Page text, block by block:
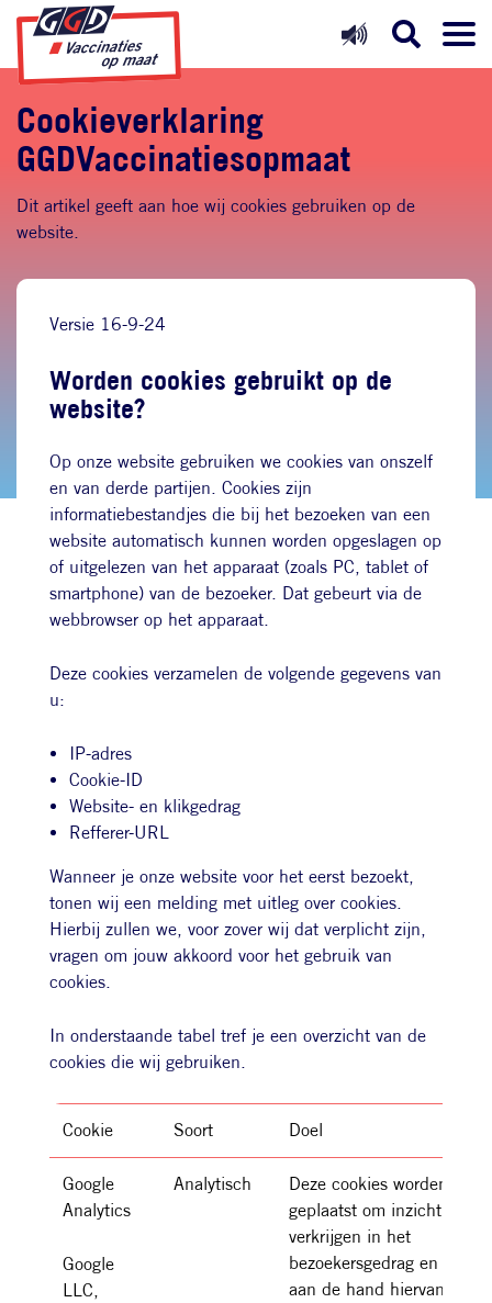
Direct naar inhoud
Direct naar hoofdnavigatie
Direct naar zoekfunctie
Cookieverklaring
GGDVaccinatiesopmaat
Dit artikel geeft aan hoe wij cookies gebruiken op de
website.
Versie 16-9-24
Worden cookies gebruikt op de
website?
Op onze website gebruiken we cookies van onszelf
en van derde partijen. Cookies zijn
informatiebestandjes die bij het bezoeken van een
website automatisch kunnen worden opgeslagen op
of uitgelezen van het apparaat (zoals PC, tablet of
smartphone) van de bezoeker. Dat gebeurt via de
webbrowser op het apparaat.
Deze cookies verzamelen de volgende gegevens van
u:
IP-adres
Cookie-ID
Website- en klikgedrag
Refferer-URL
Wanneer je onze website voor het eerst bezoekt,
tonen wij een melding met uitleg over cookies.
Hierbij zullen we, voor zover wij dat verplicht zijn,
vragen om jouw akkoord voor het gebruik van
cookies.
In onderstaande tabel tref je een overzicht van de
cookies die wij gebruiken.
Cookie Soort Doel
Google
Analytics
Google
LLC,
Analytisch
Deze cookies worden
geplaatst om inzicht te
verkrijgen in het
bezoekersgedrag en om
aan de hand hiervan de